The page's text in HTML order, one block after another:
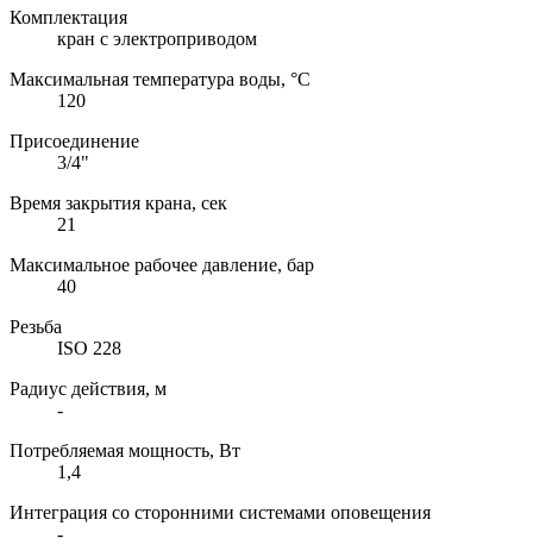
Комплектация
кран с электроприводом
Максимальная температура воды, °C
120
Присоединение
3/4"
Время закрытия крана, сек
21
Максимальное рабочее давление, бар
40
Резьба
ISO 228
Радиус действия, м
-
Потребляемая мощность, Вт
1,4
Интеграция со сторонними системами оповещения
-